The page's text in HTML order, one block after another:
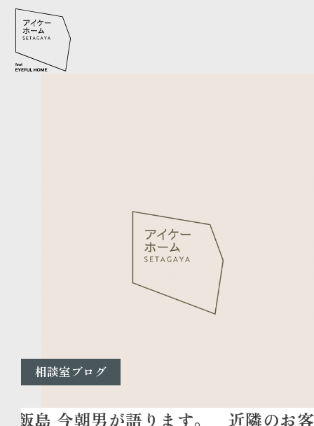
相談室ブログ
近隣のお客